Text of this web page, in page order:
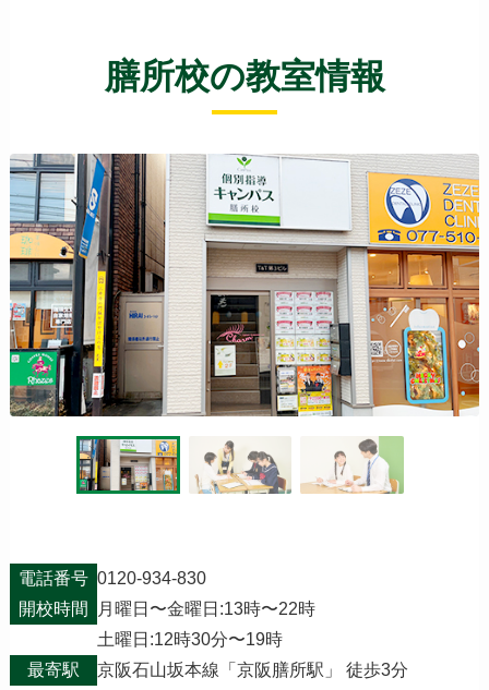
膳所校の教室情報
電話番号 0120-934-830
開校時間
月曜日〜金曜日:13時〜22時
土曜日:12時30分〜19時
最寄駅
京阪石山坂本線「京阪膳所駅」 徒歩3分